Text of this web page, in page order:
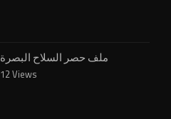
ملف حصر السلاح البصرة
12 Views